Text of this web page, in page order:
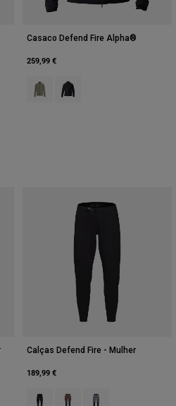
de cacau.
Casaco Defend Fire Alpha®
259,99 €
Product swatch type of Adobe
Product swatch type of
Calças Defend Fire - Mulher
189,99 €
Product swatch type of Preto.
Product swatch type of
Product swatch